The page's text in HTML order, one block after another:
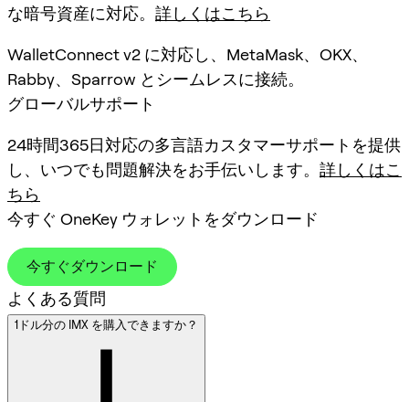
な暗号資産に対応。 詳しくはこちら
WalletConnect v2 に対応し、MetaMask、OKX、
Rabby、Sparrow とシームレスに接続。
グローバルサポート
24時間365日対応の多言語カスタマーサポートを提供
し、いつでも問題解決をお手伝いします。 詳しくはこ
ちら
今すぐ OneKey ウォレットをダウンロード
今すぐダウンロード
よくある質問
1ドル分の IMX を購入できますか？